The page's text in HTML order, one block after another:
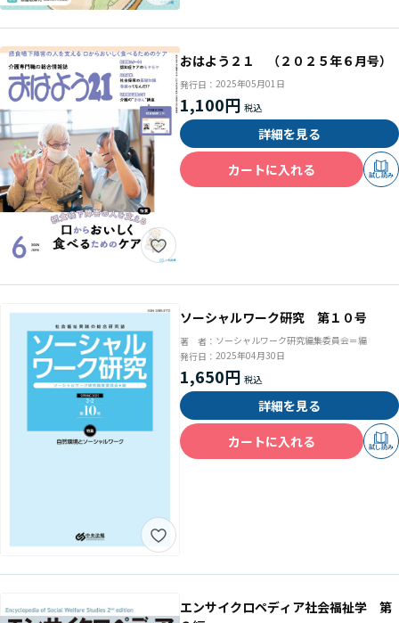
おはよう２１ （２０２５年６月号）
発行日： 2025年05月01日
1,100円
詳細を見る
カートに入れる
試し読み
ソーシャルワーク研究 第１０号
著 者： ソーシャルワーク研究編集委員会＝編
発行日： 2025年04月30日
1,650円
詳細を見る
カートに入れる
試し読み
エンサイクロペディア社会福祉学 第